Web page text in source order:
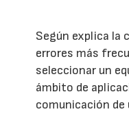
Según explica la
errores más
seleccionar un
ámbito de
comunicación